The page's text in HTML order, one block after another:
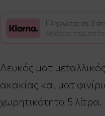
Πληρώστε σε 3
Μάθετε
Λευκός ματ
ακακίας και ματ
χωρητικότητα 5 λίτρα.